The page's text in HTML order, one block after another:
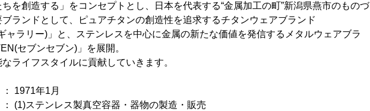
ちを創造する」をコンセプトとし、日本を代表する“金属加工の町”新潟県燕市のものづ
ブランドとして、ピュアチタンの創造性を追求するチタンウェアブランド
ャラリー)」と、ステンレスを中心に金属の新たな価値を発信するメタルウェアブラ
セブンセブン)」を展開。
ライフスタイルに貢献していきます。
年1月
テンレス製真空容器・器物の製造・販売